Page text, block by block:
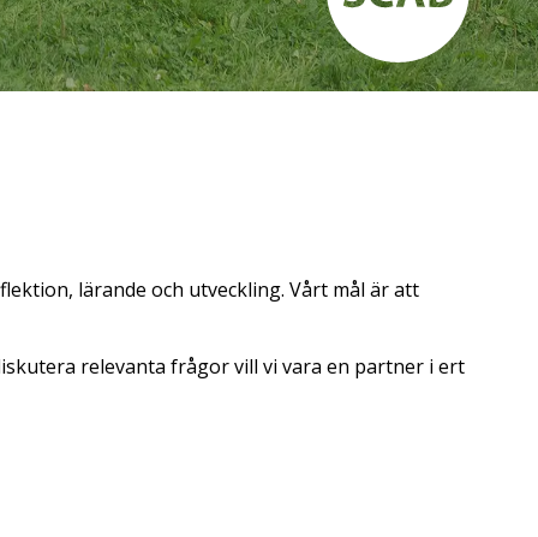
lärande och utveckling. Vårt mål är att
relevanta frågor vill vi vara en partner i ert